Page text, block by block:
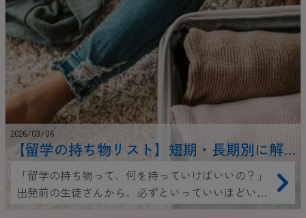
2026/03/06
【留学の持ち物リスト】短期・長期別に解
説｜本当に必要なもの＆現地調達できるも
の
「留学の持ち物って、何を持っていけばいいの？」
出発前の生徒さんから、必ずといっていいほどいた
だく質問です。 実は、短期留学と長期留学では、持